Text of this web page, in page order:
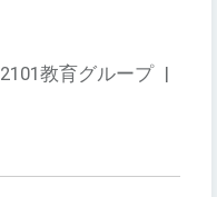
2101教育グループ |